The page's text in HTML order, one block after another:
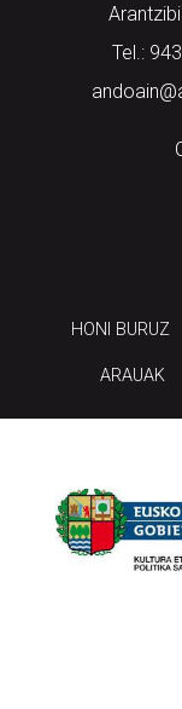
Tel.:
HONI BURUZ
ARAUAK